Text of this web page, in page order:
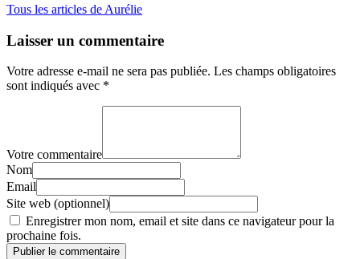
Tous les articles de Aurélie
Laisser un commentaire
Votre adresse e-mail ne sera pas publiée. Les champs obligatoires
sont indiqués avec *
Votre commentaire
Nom
Email
Site web (optionnel)
Enregistrer mon nom, email et site dans ce navigateur pour la
prochaine fois.
Publier le commentaire